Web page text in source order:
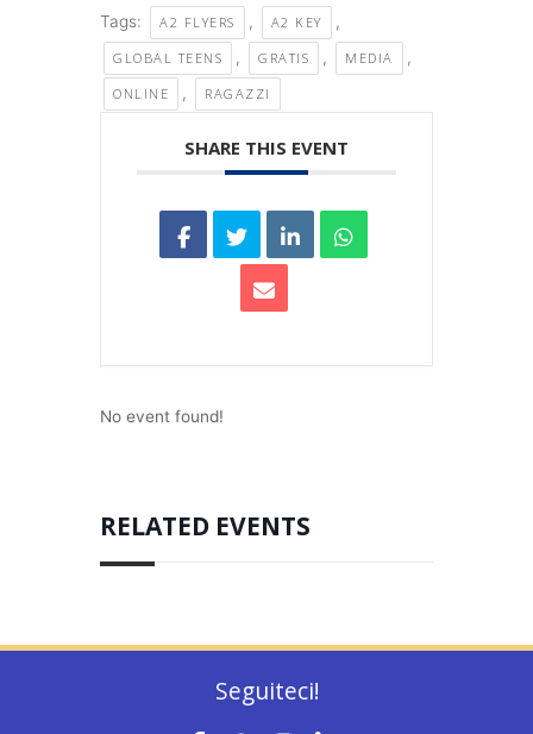
Tags: A2 FLYERS , A2 KEY ,
GLOBAL TEENS , GRATIS , MEDIA ,
ONLINE , RAGAZZI
SHARE THIS EVENT
No event found!
RELATED EVENTS
Seguiteci!